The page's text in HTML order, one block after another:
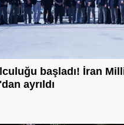
başladı! İran Milli
ayrıldı